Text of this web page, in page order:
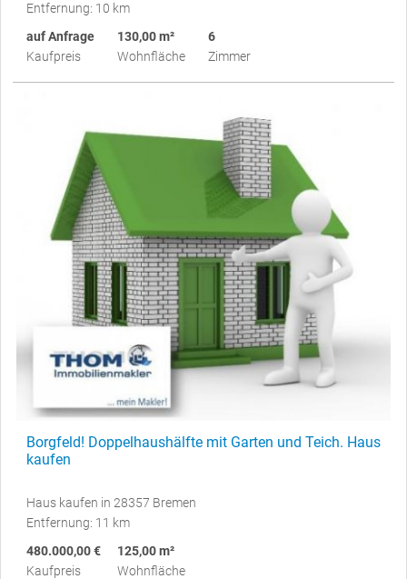
Entfernung: 10 km
auf Anfrage
Kaufpreis
130,00 m²
Wohnfläche
6
Zimmer
Borgfeld! Doppelhaushälfte mit Garten und Teich. Haus
kaufen
Haus kaufen in 28357 Bremen
Entfernung: 11 km
480.000,00 €
Kaufpreis
125,00 m²
Wohnfläche